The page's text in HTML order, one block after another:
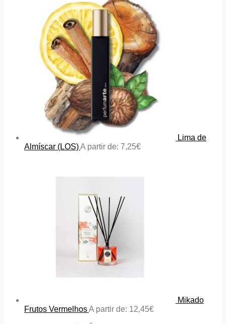
Lima de
Almíscar (LOS)A partir de: 7,25€
Mikado
Frutos VermelhosA partir de: 12,45€